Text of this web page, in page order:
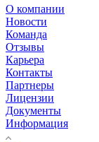
О компании
Новости
Команда
Отзывы
Карьера
Контакты
Партнеры
Лицензии
Документы
Информация